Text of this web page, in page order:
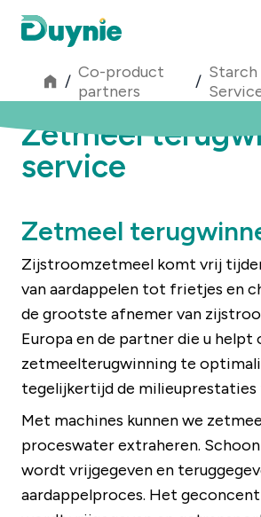
/ Co-product
partners
/ Starch
Zetmeel
service
Zetmeel
Zijstroomzetmeel komt vrij
van aardappelen tot frietjes en
de grootste afnemer van
Europa en de partner die u helpt
zetmeelterugwinning te
tegelijkertijd de milieuprestaties
Met machines kunnen we
proceswater extraheren.
wordt vrijgegeven en
aardappelproces. Het